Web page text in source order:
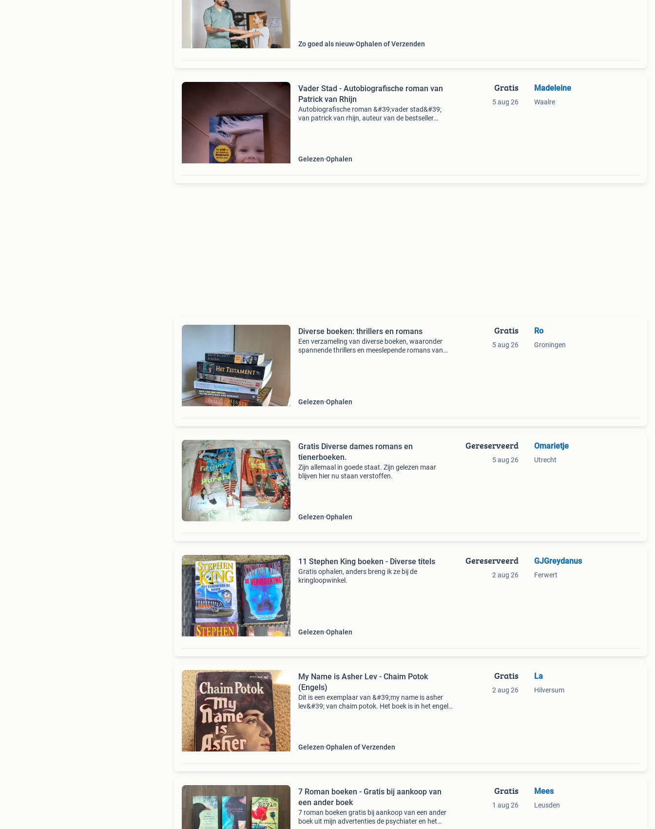
Zo goed als nieuw Ophalen of Verzenden
Vader Stad - Autobiografische roman van
Patrick van Rhijn
Autobiografische roman &#39;vader stad&#39;
van patrick van rhijn, auteur van de bestseller
Gelezen Ophalen
Gratis
5 aug 26
Madeleine
Waalre
Diverse boeken: thrillers en romans
Een verzameling van diverse boeken, waaronder
spannende thrillers en meeslepende romans van
Gelezen Ophalen
Gratis
5 aug 26
Ro
Groningen
Gratis Diverse dames romans en
tienerboeken.
Zijn allemaal in goede staat. Zijn gelezen maar
blijven hier nu staan verstoffen.
Gelezen Ophalen
Gereserveerd
5 aug 26
Omarietje
Utrecht
11 Stephen King boeken - Diverse titels
Gratis ophalen, anders breng ik ze bij de
kringloopwinkel.
Gelezen Ophalen
Gereserveerd
2 aug 26
GJGreydanus
Ferwert
My Name is Asher Lev - Chaim Potok
(Engels)
Dit is een exemplaar van &#39;my name is asher
lev&#39; van chaim potok. Het boek is in het engels
Gelezen Ophalen of Verzenden
Gratis
2 aug 26
La
Hilversum
7 Roman boeken - Gratis bij aankoop van
een ander boek
7 roman boeken gratis bij aankoop van een ander
boek uit mijn advertenties de psychiater en het
Gratis
1 aug 26
Mees
Leusden